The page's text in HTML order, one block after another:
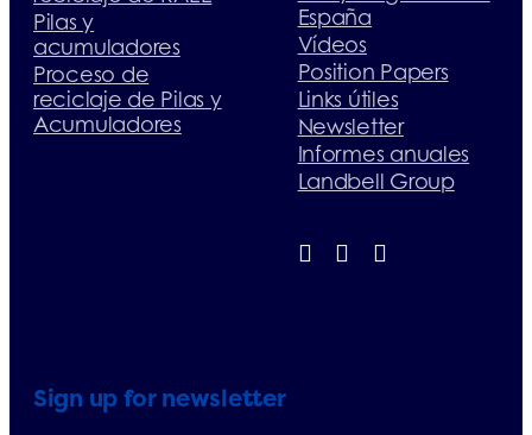
Pilas y
acumuladores
Proceso de
reciclaje de Pilas y
Acumuladores
España
Vídeos
Position Papers
Links útiles
Newsletter
Informes anuales
Landbell Group
Sign up for newsletter